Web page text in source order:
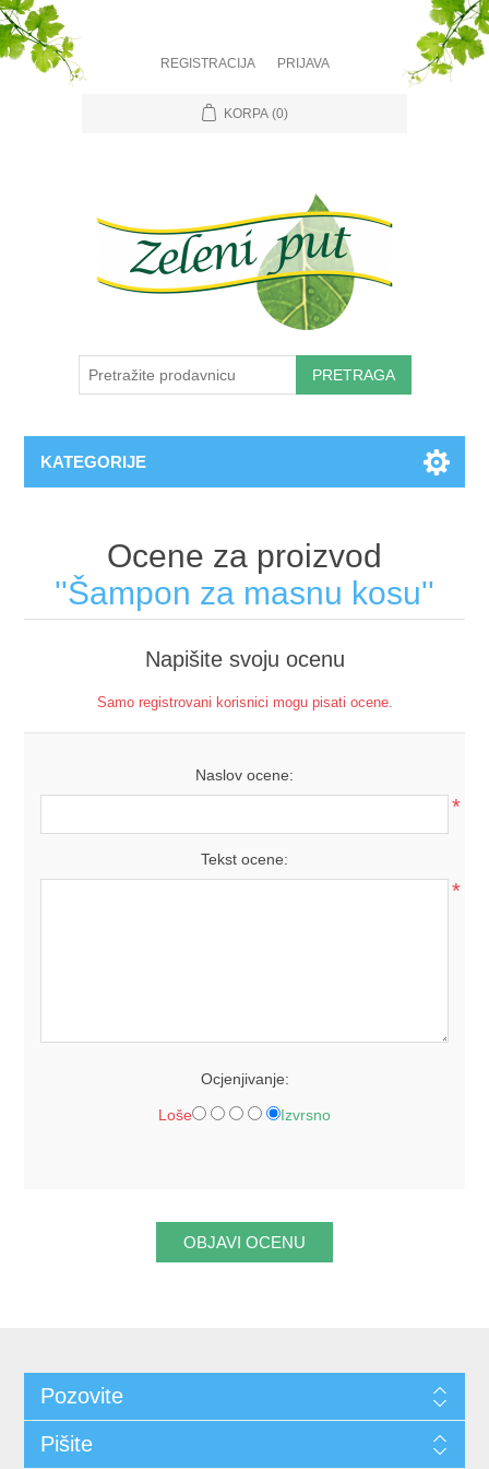
REGISTRACIJA PRIJAVA
KORPA (0)
PRETRAGA
KATEGORIJE
Ocene za proizvod
Šampon za masnu kosu
Napišite svoju ocenu
Samo registrovani korisnici mogu pisati ocene.
Naslov ocene:
*
Tekst ocene:
*
Ocjenjivanje:
Loše Izvrsno
OBJAVI OCENU
Pozovite
Pišite